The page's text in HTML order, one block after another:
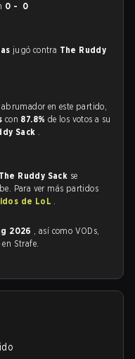
0 - 0
jugó contra The Ruddy
en este partido,
con 87.8% de los votos a su
Sack .
Ruddy Sack se
Para ver más partidos
de LoL .
2026 , así como VODs,
Strafe.